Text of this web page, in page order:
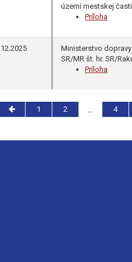
území mestskej
Príloha
Ministerstvo
SR/MR št. hr. SR/
Príloha
1 2 ... 4